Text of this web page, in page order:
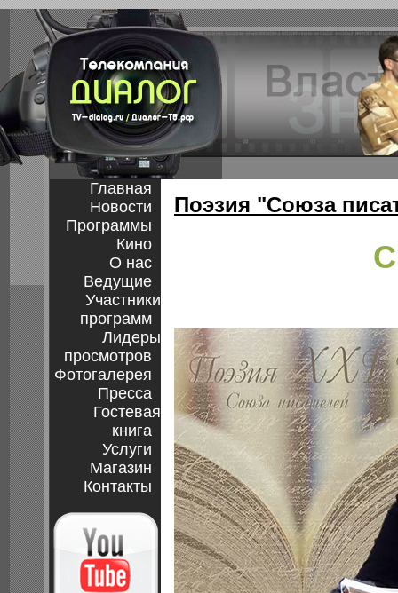
Главная
Новости
Программы
Кино
О нас
Ведущие
Участники
программ
Лидеры
просмотров
Фотогалерея
Пресса
Гостевая
книга
Услуги
Магазин
Контакты
Поэзия "Союза